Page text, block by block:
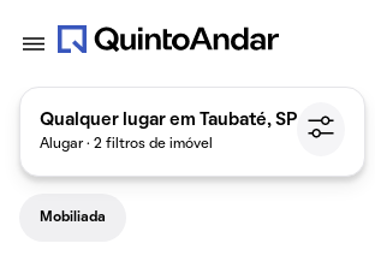
Qualquer lugar em Taubaté, SP
Alugar · 2 filtros de imóvel
Mobiliada